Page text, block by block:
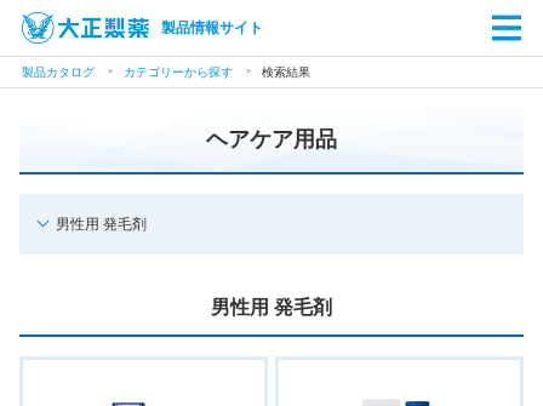
製品情報サイト
製品カタログ カテゴリーから探す 検索結果
ヘアケア用品
男性用 発毛剤
男性用 発毛剤